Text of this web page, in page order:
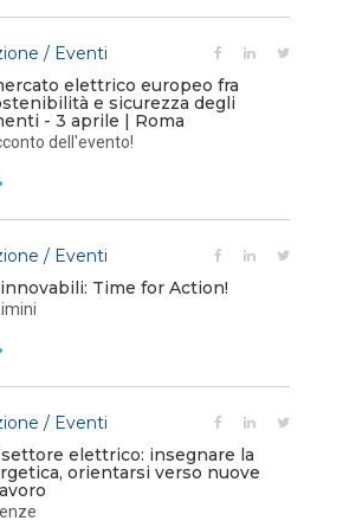
/ Eventi
elettrico europeo fra
e sicurezza degli
- 3 aprile | Roma
dell'evento!
/ Eventi
Time for Action!
/ Eventi
elettrico: insegnare la
orientarsi verso nuove